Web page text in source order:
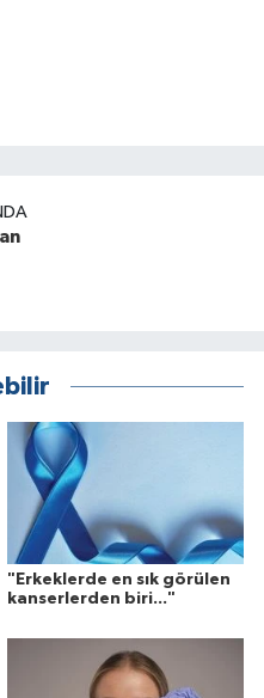
"Erkeklerde en sık görülen
kanserlerden biri..."